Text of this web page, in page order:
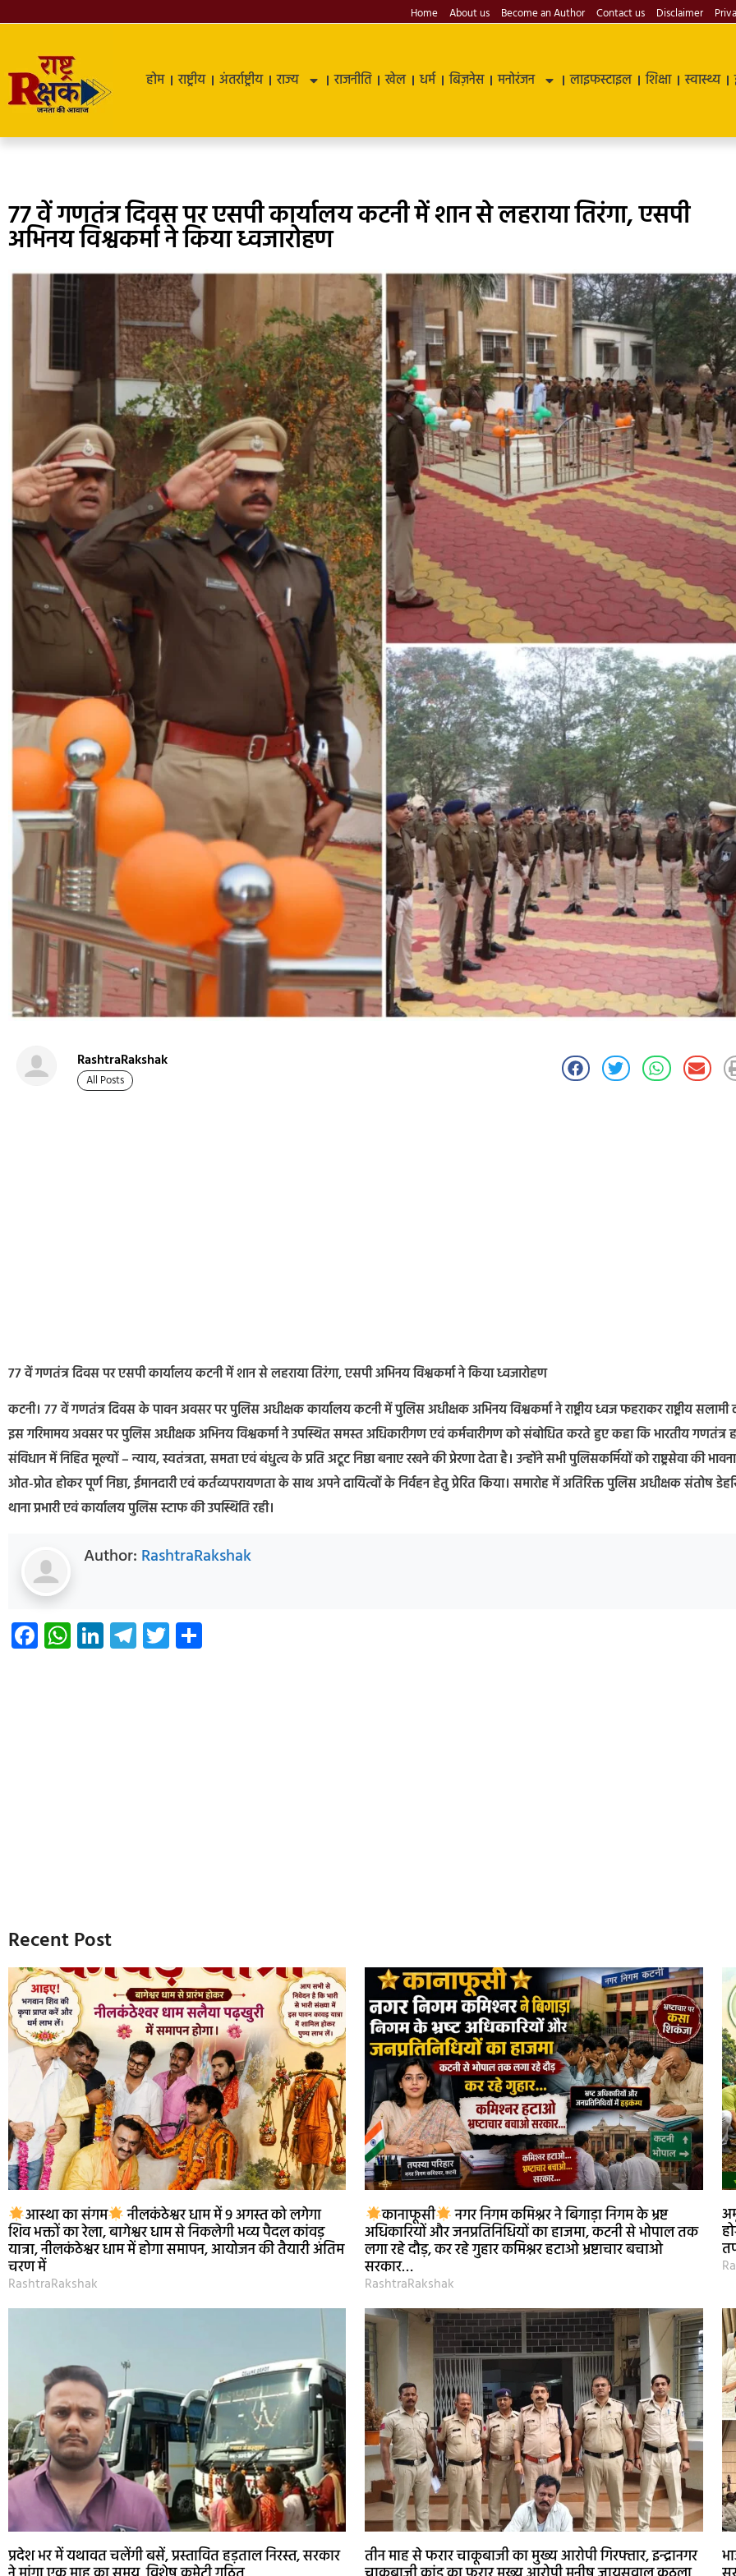
Home About us Become an Author Contact us Disclaimer
होम राष्ट्रीय अंतर्राष्ट्रीय राज्य राजनीति खेल धर्म बिज़नेस मनोरंजन लाइफस्टाइल शिक्षा स्वास्थ्य
77 वें गणतंत्र दिवस पर एसपी कार्यालय कटनी में शान से लहराया तिरंगा, एसपी
अभिनय विश्वकर्मा ने किया ध्वजारोहण
RashtraRakshak
All Posts
77 वें गणतंत्र दिवस पर एसपी कार्यालय कटनी में शान से लहराया तिरंगा, एसपी अभिनय विश्वकर्मा ने किया ध्वजारोहण
कटनी। 77 वें गणतंत्र दिवस के पावन अवसर पर पुलिस अधीक्षक कार्यालय कटनी में पुलिस अधीक्षक अभिनय विश्वकर्मा ने राष्ट्रीय ध्वज फहराकर राष्ट्रीय सलामी
इस गरिमामय अवसर पर पुलिस अधीक्षक अभिनय विश्वकर्मा ने उपस्थित समस्त अधिकारीगण एवं कर्मचारीगण को संबोधित करते हुए कहा कि भारतीय गणतंत्र
संविधान में निहित मूल्यों – न्याय, स्वतंत्रता, समता एवं बंधुत्व के प्रति अटूट निष्ठा बनाए रखने की प्रेरणा देता है। उन्होंने सभी पुलिसकर्मियों को राष्ट्रसेवा की
ओत-प्रोत होकर पूर्ण निष्ठा, ईमानदारी एवं कर्तव्यपरायणता के साथ अपने दायित्वों के निर्वहन हेतु प्रेरित किया। समारोह में अतिरिक्त पुलिस अधीक्षक संतोष
थाना प्रभारी एवं कार्यालय पुलिस स्टाफ की उपस्थिति रही।
Author: RashtraRakshak
Facebook
WhatsApp
LinkedIn
Telegram
Twitter
Recent Post
आस्था का संगम नीलकंठेश्वर धाम में 9 अगस्त को लगेगा
शिव भक्तों का रेला, बागेश्वर धाम से निकलेगी भव्य पैदल कांवड़
यात्रा, नीलकंठेश्वर धाम में होगा समापन, आयोजन की तैयारी अंतिम
चरण में
RashtraRakshak
कानाफूसी नगर निगम कमिश्नर ने बिगाड़ा निगम के भ्रष्ट
अधिकारियों और जनप्रतिनिधियों का हाजमा, कटनी से भोपाल तक
लगा रहे दौड़, कर रहे गुहार कमिश्नर हटाओ भ्रष्टाचार बचाओ
सरकार…
RashtraRakshak
प्रदेश भर में यथावत चलेंगी बसें, प्रस्तावित हड़ताल निरस्त, सरकार तीन माह से फरार चाकूबाजी का मुख्य आरोपी गिरफ्तार, इन्द्रानगर